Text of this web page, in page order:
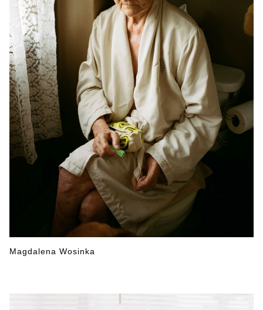
Magdalena Wosinka